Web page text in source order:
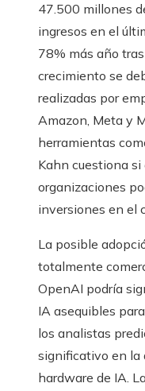
47.500 millones
ingresos en el
78% más año
crecimiento se
realizadas por
Amazon, Meta y
herramientas
Kahn cuestiona si
organizaciones
inversiones en el
La posible
totalmente
OpenAI podría
IA asequibles
los analistas
significativo en la
hardware de IA.